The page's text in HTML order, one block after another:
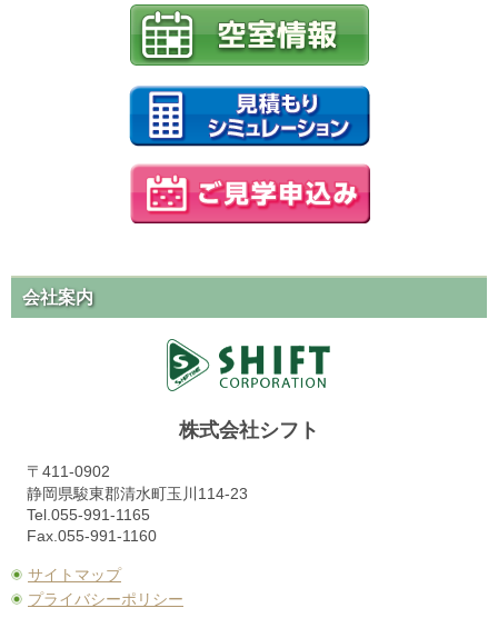
会社案内
株式会社シフト
〒411-0902
静岡県駿東郡清水町玉川114-23
Tel.055-991-1165
Fax.055-991-1160
サイトマップ
プライバシーポリシー